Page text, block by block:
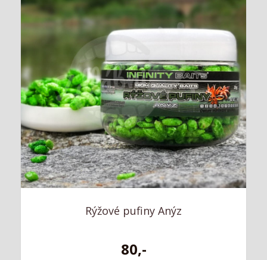
Rýžové pufiny Anýz
80,-